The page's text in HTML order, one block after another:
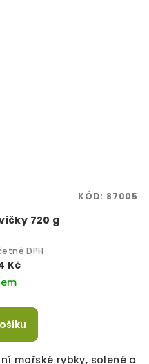
720 g
DPH
Kč
mořské rybky, solené a
KÓD: 87005